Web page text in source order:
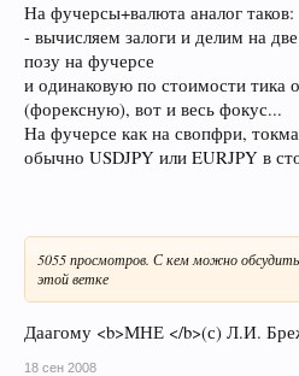
На фучерсы+валюта аналог таков:
- вычисляем залоги и делим на
позу на фучерсе
и одинаковую по стоимости тика
(форексную), вот и весь фокус...
На фучерсе как на свопфри,
обычно USDJPY или EURJPY в
5055 просмотров. С кем можно
этой ветке
Даагому <b>МНЕ </b>(с) Л.И.
18 сен 2008